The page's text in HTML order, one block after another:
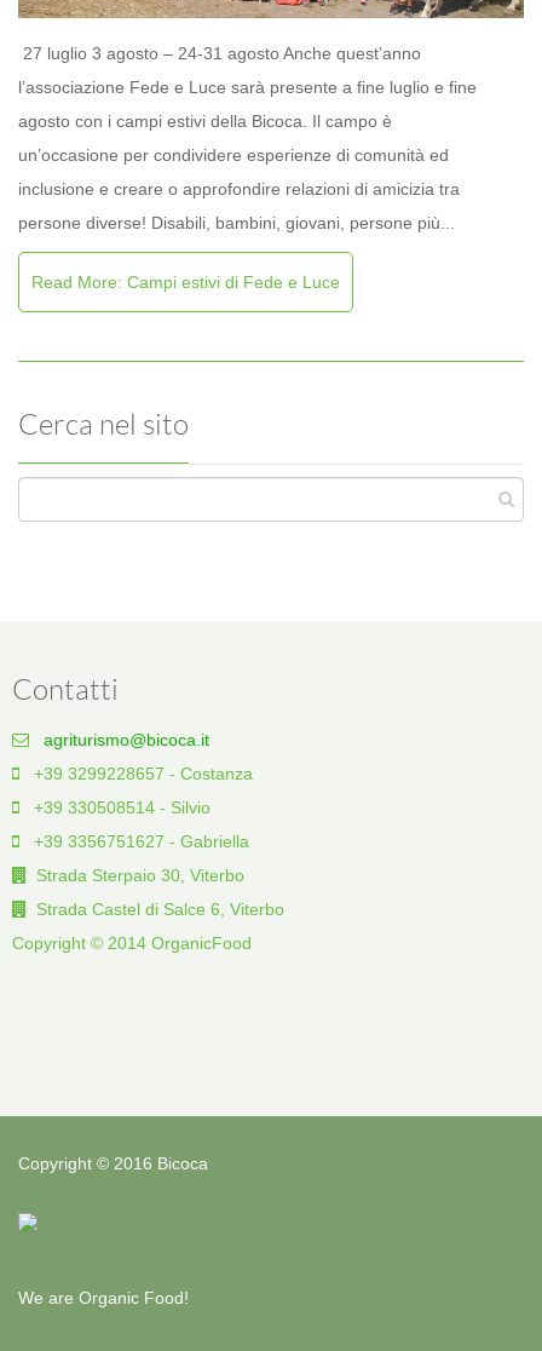
27 luglio 3 agosto – 24-31 agosto Anche quest’anno
l’associazione Fede e Luce sarà presente a fine luglio e fine
agosto con i campi estivi della Bicoca. Il campo è
un’occasione per condividere esperienze di comunità ed
inclusione e creare o approfondire relazioni di amicizia tra
persone diverse! Disabili, bambini, giovani, persone più...
Read More: Campi estivi di Fede e Luce
Cerca nel sito
Contatti
agriturismo@bicoca.it
+39 3299228657 - Costanza
+39 330508514 - Silvio
+39 3356751627 - Gabriella
Strada Sterpaio 30, Viterbo
Strada Castel di Salce 6, Viterbo
Copyright © 2014 OrganicFood
Copyright © 2016 Bicoca
We are Organic Food!